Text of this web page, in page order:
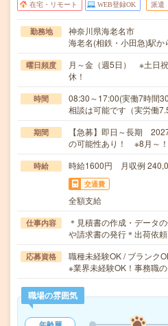
在宅・リモート WEB登録OK 派遣
勤務地
神奈川県海老名市
海老名(相鉄・小田急)駅か
曜日頻度
月～金（週5日） ※土日
休！
時間
08:30～17:00(実働7時間
相談は可能です（実労働
期間
【急募】即日～長期
の可能性あり！ ※8月～！
時給 時給1600円 月収例
交通費
全額支給
仕事内容
＊見積書の作成・データ
や請求書の発行＊出荷依
応募資格
職種未経験OK / ブランク
※業界未経験OK！事務職
職場の雰囲気